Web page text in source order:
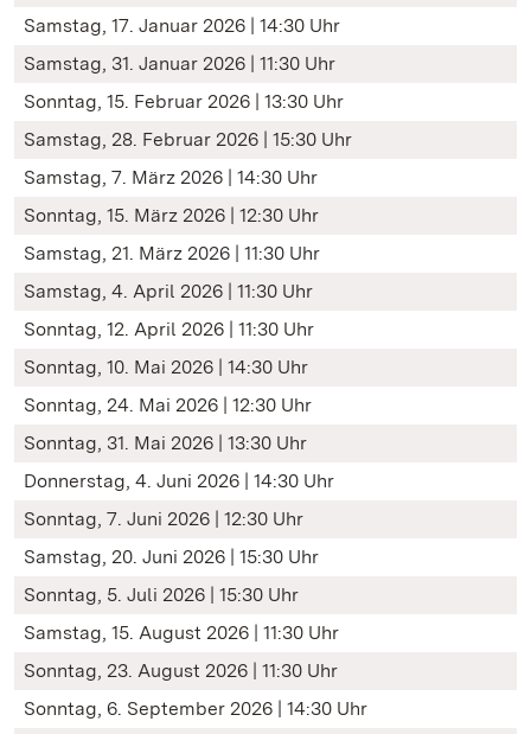
Samstag, 17. Januar 2026 | 14:30 Uhr
Samstag, 31. Januar 2026 | 11:30 Uhr
Sonntag, 15. Februar 2026 | 13:30 Uhr
Samstag, 28. Februar 2026 | 15:30 Uhr
Samstag, 7. März 2026 | 14:30 Uhr
Sonntag, 15. März 2026 | 12:30 Uhr
Samstag, 21. März 2026 | 11:30 Uhr
Samstag, 4. April 2026 | 11:30 Uhr
Sonntag, 12. April 2026 | 11:30 Uhr
Sonntag, 10. Mai 2026 | 14:30 Uhr
Sonntag, 24. Mai 2026 | 12:30 Uhr
Sonntag, 31. Mai 2026 | 13:30 Uhr
Donnerstag, 4. Juni 2026 | 14:30 Uhr
Sonntag, 7. Juni 2026 | 12:30 Uhr
Samstag, 20. Juni 2026 | 15:30 Uhr
Sonntag, 5. Juli 2026 | 15:30 Uhr
Samstag, 15. August 2026 | 11:30 Uhr
Sonntag, 23. August 2026 | 11:30 Uhr
Sonntag, 6. September 2026 | 14:30 Uhr